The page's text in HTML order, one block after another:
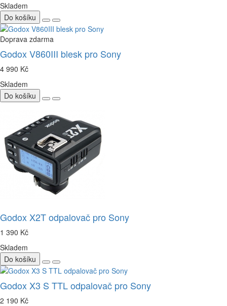
Skladem
Do košíku
Doprava zdarma
Godox V860III blesk pro Sony
4 990 Kč
Skladem
Do košíku
Godox X2T odpalovač pro Sony
1 390 Kč
Skladem
Do košíku
Godox X3 S TTL odpalovač pro Sony
2 190 Kč